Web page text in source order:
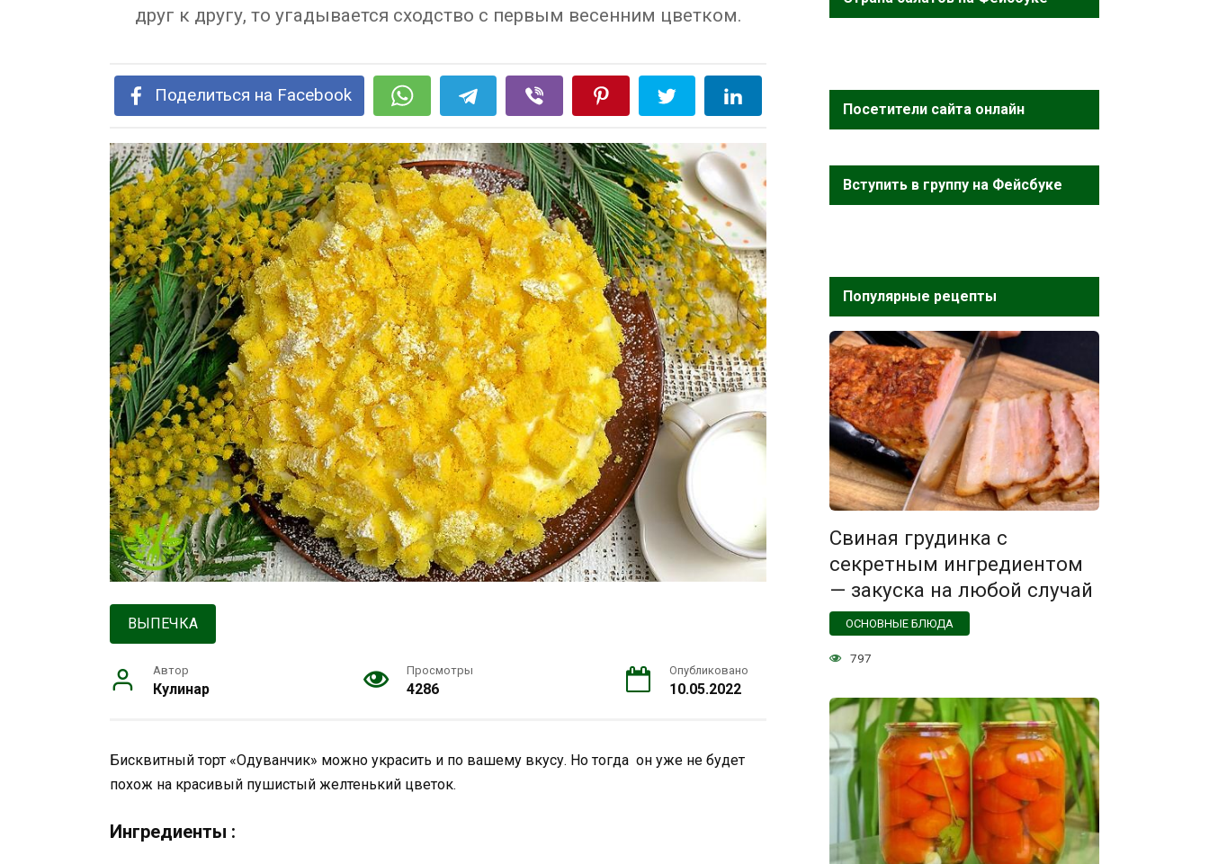
друг к другу, то угадывается сходство с первым весенним цветком.
Поделиться на Facebook
ВЫПЕЧКА
Автор
Кулинар
Просмотры
4286
Опубликовано
10.05.2022
Бисквитный торт «Одуванчик» можно украсить и по вашему вкусу. Но тогда он уже не будет
похож на красивый пушистый желтенький цветок.
Ингредиенты :
Посетители сайта онлайн
Вступить в группу на Фейсбуке
Популярные рецепты
Свиная грудинка с
секретным ингредиентом
— закуска на любой случай
ОСНОВНЫЕ БЛЮДА
797